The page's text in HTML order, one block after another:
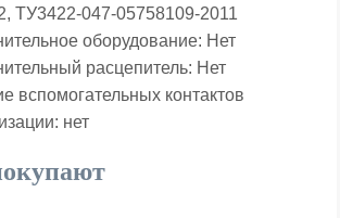
ТУ3422-047-05758109-2011
оборудование: Нет
расцепитель: Нет
вспомогательных контактов
нет